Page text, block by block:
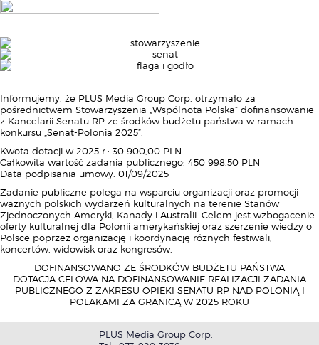
Informujemy, że PLUS Media Group Corp. otrzymało za
pośrednictwem Stowarzyszenia „Wspólnota Polska” dofinansowanie
z Kancelarii Senatu RP ze środków budżetu państwa w ramach
konkursu „Senat-Polonia 2025”.
Kwota dotacji w 2025 r.: 30 900,00 PLN
Całkowita wartość zadania publicznego: 450 998,50 PLN
Data podpisania umowy: 01/09/2025
Zadanie publiczne polega na wsparciu organizacji oraz promocji
ważnych polskich wydarzeń kulturalnych na terenie Stanów
Zjednoczonych Ameryki, Kanady i Australii. Celem jest wzbogacenie
oferty kulturalnej dla Polonii amerykańskiej oraz szerzenie wiedzy o
Polsce poprzez organizację i koordynację różnych festiwali,
koncertów, widowisk oraz kongresów.
DOFINANSOWANO ZE ŚRODKÓW BUDŻETU PAŃSTWA
DOTACJA CELOWA NA DOFINANSOWANIE REALIZACJI ZADANIA
PUBLICZNEGO Z ZAKRESU OPIEKI SENATU RP NAD POLONIĄ I
POLAKAMI ZA GRANICĄ W 2025 ROKU
PLUS Media Group Corp.